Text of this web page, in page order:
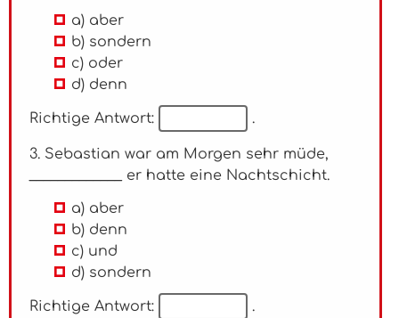
a) aber
b) sondern
c) oder
d) denn
Richtige Antwort: .
3. Sebastian war am Morgen sehr müde,
_____________ er hatte eine Nachtschicht.
a) aber
b) denn
c) und
d) sondern
Richtige Antwort: .